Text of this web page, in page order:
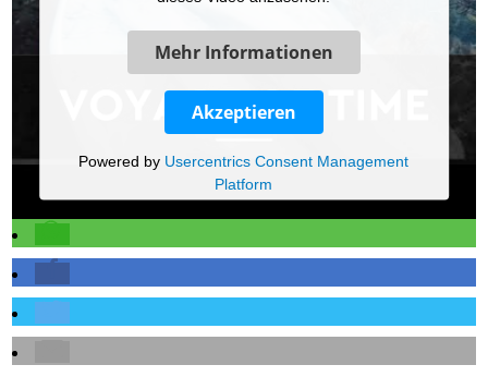
Mehr Informationen
Akzeptieren
Powered by Usercentrics Consent Management
Platform